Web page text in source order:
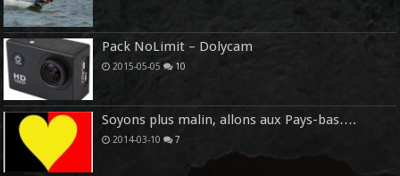
Pack NoLimit – Dolycam
2015-05-05 10
Soyons plus malin, allons aux Pays-bas….
2014-03-10 7